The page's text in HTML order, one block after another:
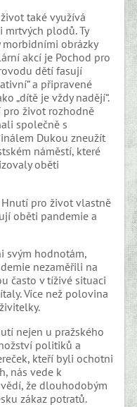
také využívá
plodů. Ty
morbidními obrázky
akcí je Pochod pro
dětí fasují
a připravené
„dítě je vždy nadějí“.
pro život rozhodně
společně s
Dukou zneužít
náměstí, které
oběti
pro život vlastně
oběti pandemie a
svým hodnotám,
nezaměřili na
často v tíživé situaci
Více než polovina
nejen u pražského
politiků a
kteří byli ochotni
nás vede k
že dlouhodobým
zákaz potratů.